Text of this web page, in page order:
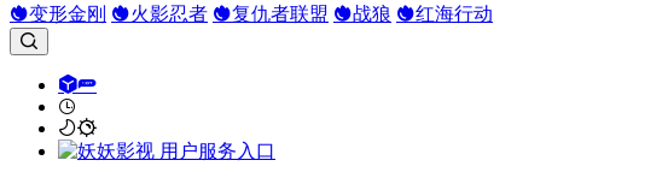
变形金刚
火影忍者 复仇者联盟 战狼 红海行动